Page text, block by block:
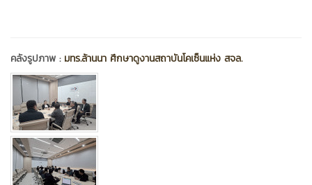
คลังรูปภาพ : มทร.ล้านนา ศึกษาดูงานสถาบันโคเซ็นแห่ง สจล.